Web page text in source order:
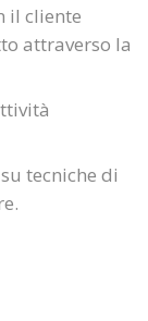
il cliente
attraverso la
tecniche di